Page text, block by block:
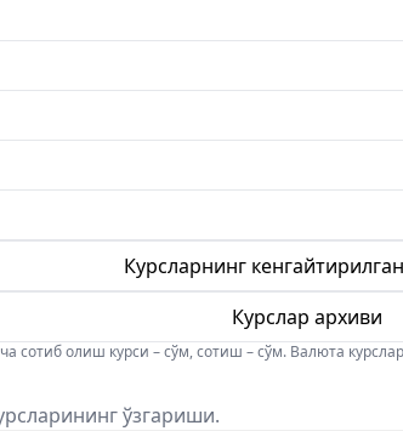
Курсларнинг
Курслар архиви
сотиб олиш курси – сўм, сотиш – сўм. Валюта
ўзгариши.